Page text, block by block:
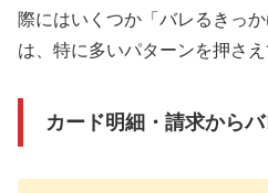
際にはいくつか「バレるきっ
は、特に多いパターンを押さえ
カード明細・請求から